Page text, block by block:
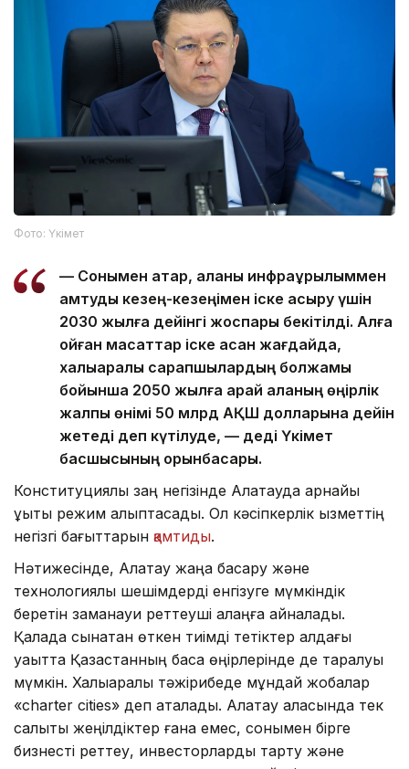
Фото: Үкімет
— Сонымен қатар, қаланы инфрақұрылыммен
қамтуды кезең-кезеңімен іске асыру үшін
2030 жылға дейінгі жоспары бекітілді. Алға
қойған мақсаттар іске асқан жағдайда,
халықаралық сарапшылардың болжамы
бойынша 2050 жылға қарай қаланың өңірлік
жалпы өнімі 50 млрд АҚШ долларына дейін
жетеді деп күтілуде, — деді Үкімет
басшысының орынбасары.
Конституциялық заң негізінде Алатауда арнайы
құқықтық режим қалыптасады. Ол кәсіпкерлік қызметтің
негізгі бағыттарын қамтиды.
Нәтижесінде, Алатау жаңа басқару және
технологиялық шешімдерді енгізуге мүмкіндік
беретін заманауи реттеуші алаңға айналады.
Қалада сынақтан өткен тиімді тетіктер алдағы
уақытта Қазақстанның басқа өңірлерінде де таралуы
мүмкін. Халықаралық тәжірибеде мұндай жобалар
«charter cities» деп аталады. Алатау қаласында тек
салықтық жеңілдіктер ғана емес, сонымен бірге
бизнесті реттеу, инвесторларды тарту және